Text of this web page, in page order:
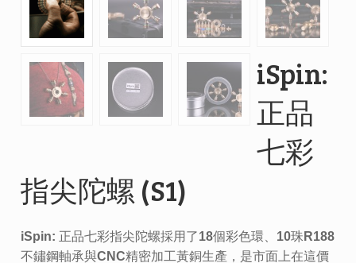
iSpin:
正品
七彩
指尖陀螺 (S1)
iSpin: 正品七彩指尖陀螺採用了18個彩色環、10珠R188
不鏽鋼軸承與CNC精密加工黃銅生產，是市面上在這價